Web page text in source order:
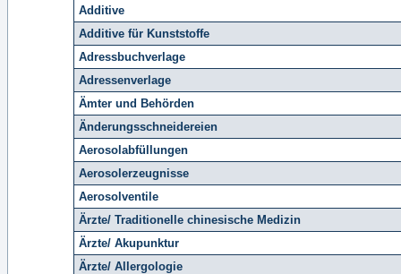
Additive
Additive für Kunststoffe
Adressbuchverlage
Adressenverlage
Ämter und Behörden
Änderungsschneidereien
Aerosolabfüllungen
Aerosolerzeugnisse
Aerosolventile
Ärzte/ Traditionelle chinesische Medizin
Ärzte/ Akupunktur
Ärzte/ Allergologie